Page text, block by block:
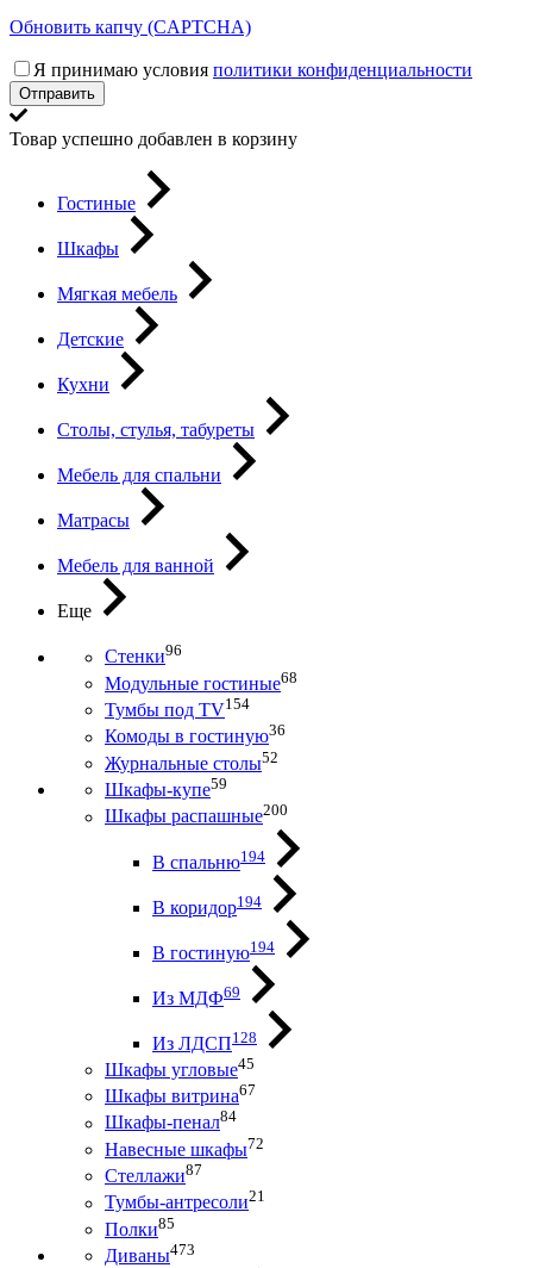
Обновить капчу (CAPTCHA)
Я принимаю условия политики конфиденциальности
Отправить
Товар успешно добавлен в корзину
Гостиные
Шкафы
Мягкая мебель
Детские
Кухни
Столы, стулья, табуреты
Мебель для спальни
Матрасы
Мебель для ванной
Еще
Стенки96
Модульные гостиные68
Тумбы под ТV154
Комоды в гостиную36
Журнальные столы52
Шкафы-купе59
Шкафы распашные200
В спальню194
В коридор194
В гостиную194
Из МДФ69
Из ЛДСП128
Шкафы угловые45
Шкафы витрина67
Шкафы-пенал84
Навесные шкафы72
Стеллажи87
Тумбы-антресоли21
Полки85
Диваны473